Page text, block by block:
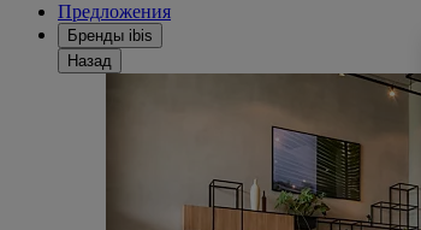
Предложения
Бренды ibis
Назад